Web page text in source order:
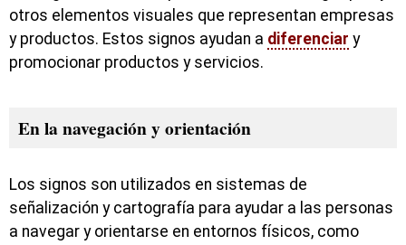
otros elementos visuales que representan empresas
y productos. Estos signos ayudan a diferenciar y
promocionar productos y servicios.
En la navegación y orientación
Los signos son utilizados en sistemas de
señalización y cartografía para ayudar a las personas
a navegar y orientarse en entornos físicos, como